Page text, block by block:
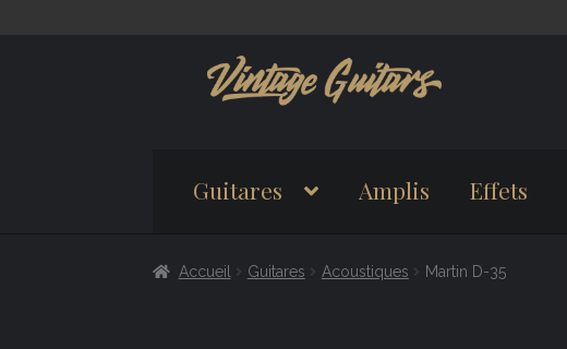
la
au
contenu
Guitares Amplis Effets
Accueil Guitares Acoustiques Martin D-35